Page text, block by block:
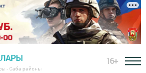
- Саба районы
16+